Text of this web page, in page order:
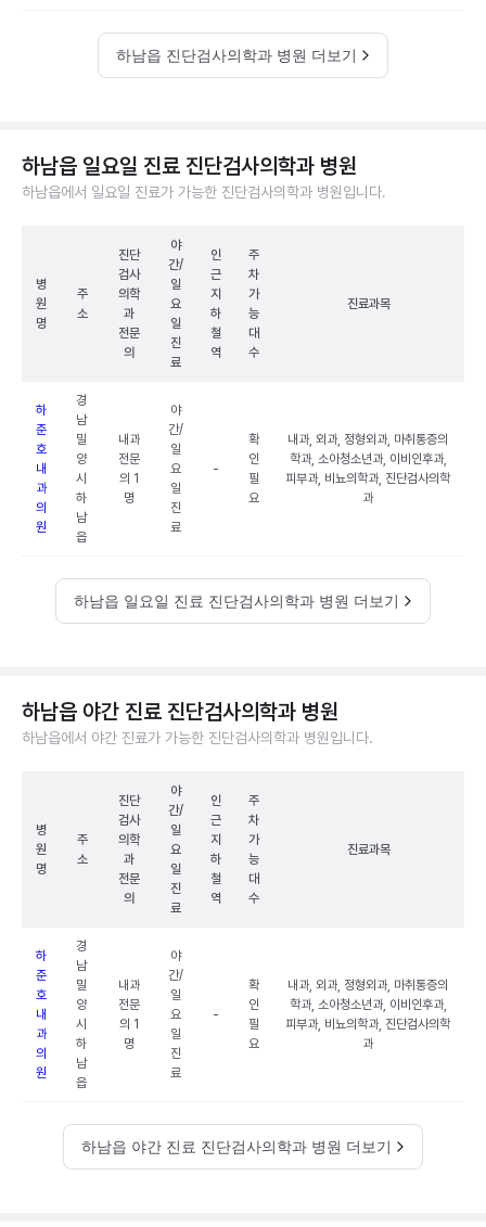
하남읍 진단검사의학과 병원 더보기
하남읍 일요일 진료 진단검사의학과 병원
하남읍에서 일요일 진료가 가능한 진단검사의학과 병원입니다.
병
원
명
주
소
진단
검사
의학
과
전문
의
야
간/
일
요
일
진
료
인
근
지
하
철
역
주
차
가
능
대
수
진료과목
하
준
호
내
과
의
원
경
남
밀
양
시
하
남
읍
내과
전문
의 1
명
야
간/
일
요
일
진
료
-
확
인
필
요
내과, 외과, 정형외과, 마취통증의
학과, 소아청소년과, 이비인후과,
피부과, 비뇨의학과, 진단검사의학
과
하남읍 일요일 진료 진단검사의학과 병원 더보기
하남읍 야간 진료 진단검사의학과 병원
하남읍에서 야간 진료가 가능한 진단검사의학과 병원입니다.
병
원
명
주
소
진단
검사
의학
과
전문
의
야
간/
일
요
일
진
료
인
근
지
하
철
역
주
차
가
능
대
수
진료과목
하
준
호
내
과
의
원
경
남
밀
양
시
하
남
읍
내과
전문
의 1
명
야
간/
일
요
일
진
료
-
확
인
필
요
내과, 외과, 정형외과, 마취통증의
학과, 소아청소년과, 이비인후과,
피부과, 비뇨의학과, 진단검사의학
과
하남읍 야간 진료 진단검사의학과 병원 더보기